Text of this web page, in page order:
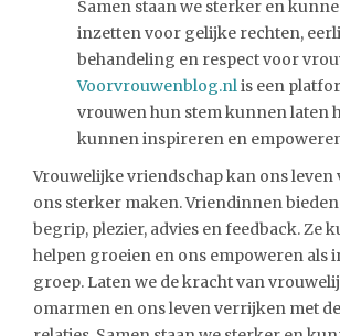
Samen staan we sterker en
inzetten voor gelijke rechten,
behandeling en respect voor
Voorvrouwenblog.nlis een
vrouwen hun stem kunnen laten
kunnen inspireren en
Vrouwelijke vriendschap kan ons
ons sterker maken. Vriendinnen
begrip, plezier, advies en feedback. Ze
helpen groeien en ons empoweren als
groep. Laten we de kracht van
omarmen en ons leven verrijken met